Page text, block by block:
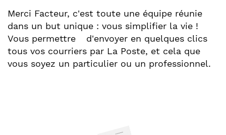
Merci Facteur, c'est toute une équipe réunie
dans un but unique : vous simplifier la vie !
Vous permettre
d'envoyer en quelques clics
tous vos courriers par La Poste, et cela que
vous soyez un particulier ou un professionnel.